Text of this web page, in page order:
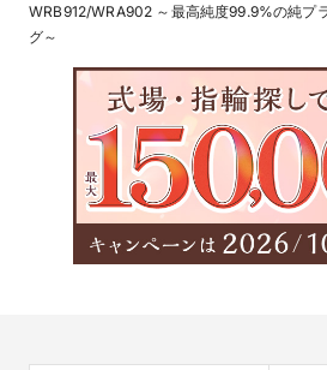
WRB912/WRA902 ～最高純度99.9%の純プ
グ～